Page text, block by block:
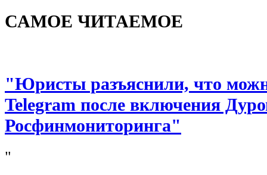
САМОЕ ЧИТАЕМОЕ
"Юристы разъяснили, что
Telegram после включения
Росфинмониторинга"
"